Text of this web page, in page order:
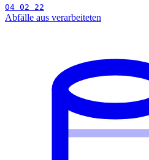
04 02 22
Abfälle aus verarbeiteten